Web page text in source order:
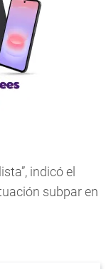
indicó el
subpar en